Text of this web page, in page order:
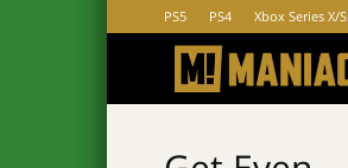
PS5 PS4 Xbox Series X/S